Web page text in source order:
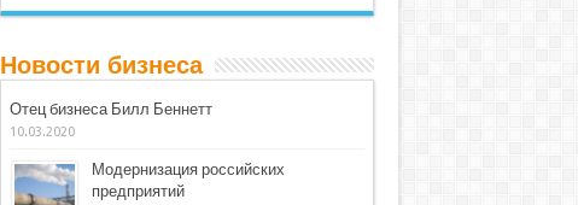
Новости бизнеса
Отец бизнеса Билл Беннетт
10.03.2020
Модернизация российских
предприятий